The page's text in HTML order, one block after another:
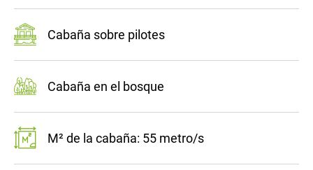
Cabaña sobre pilotes
Cabaña en el bosque
M² de la cabaña: 55 metro/s